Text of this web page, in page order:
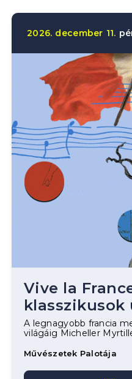
2026. december 11.
Vive la
klasszikusok
A legnagyobb francia
világáig Micheller
Művészetek Palotája